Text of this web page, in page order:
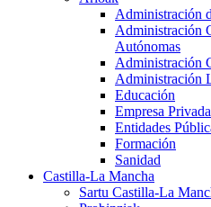
Administración
Administración
Autónomas
Administración
Administración
Educación
Empresa Privada
Entidades
Formación
Sanidad
Castilla-La Mancha
Sartu Castilla-La